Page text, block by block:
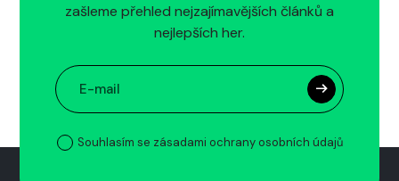
zašleme přehled nejzajímavějších článků a
nejlepších her.
Souhlasím se zásadami ochrany osobních údajů